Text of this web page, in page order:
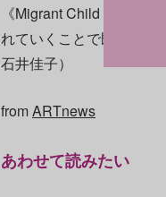
《Migrant Child（移民
れていくことで既にその
石井佳子）
fromARTnews
あわせて読みたい